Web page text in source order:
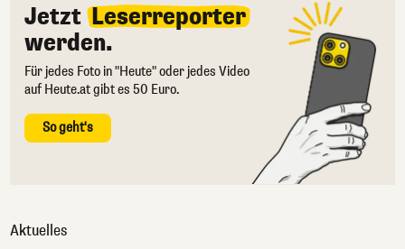
Jetzt Leserreporter
werden.
Für jedes Foto in "Heute" oder jedes Video
auf Heute.at gibt es 50 Euro.
So geht's
Aktuelles